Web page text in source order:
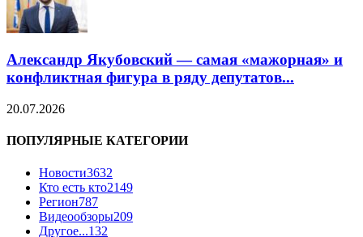
Александр Якубовский — самая «мажорная» и
конфликтная фигура в ряду депутатов...
20.07.2026
ПОПУЛЯРНЫЕ КАТЕГОРИИ
Новости3632
Кто есть кто2149
Регион787
Видеообзоры209
Другое...132